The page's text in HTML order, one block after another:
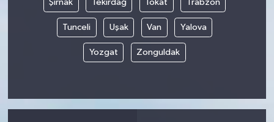
Şırnak Tekirdağ Tokat Trabzon
Tunceli Uşak Van Yalova
Yozgat Zonguldak